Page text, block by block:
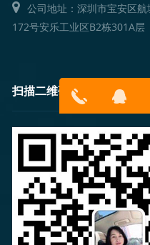
公司地址：深圳市宝安区
172号安乐工业区B2栋301A层
扫描二维码
13316814
899
在线客服